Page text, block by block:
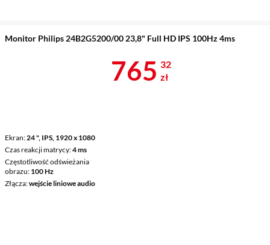
Monitor Philips 24B2G5200/00 23,8" Full HD IPS 100Hz 4ms
Ekran 24 ", IPS, 1920 x 1080
Czas reakcji matrycy 4 ms
Częstotliwość odświeżania
obrazu 100 Hz
Złącza wejście liniowe audio
Cena 765,32
765 32
zł